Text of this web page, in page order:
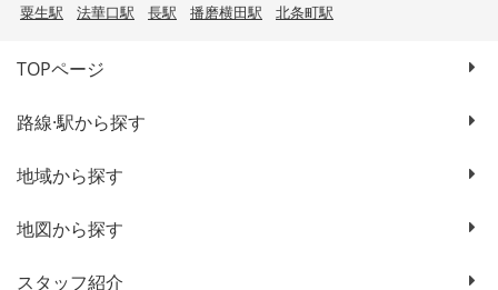
粟生駅 法華口駅 長駅 播磨横田駅 北条町駅
TOPページ
路線·駅から探す
地域から探す
地図から探す
スタッフ紹介